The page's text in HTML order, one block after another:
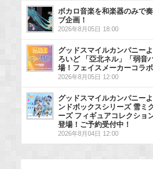
ボカロ音楽を和楽器のみで
ブ企画！
2026年8月05日 18:00
グッドスマイルカンパニー
ろいど 「亞北ネル」「弱音
場！フェイスメーカーコラボ
2026年8月05日 12:00
グッドスマイルカンパニー
ンドボックスシリーズ 雪ミ
ーズ フィギュアコレクショ
登場！ご予約受付中！
2026年8月04日 12:00